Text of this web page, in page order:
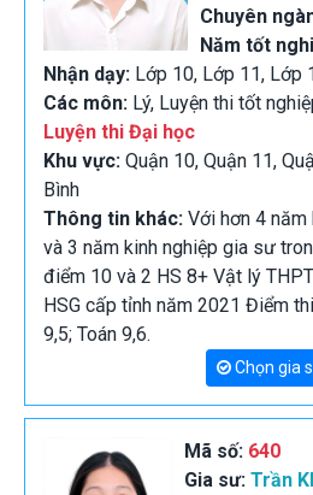
Chuyên
Năm tốt
Nhận dạy: Lớp 10, Lớp 11, Lớp
Các môn: Lý, Luyện thi tốt
Luyện thi Đại học
Khu vực: Quận 10, Quận 11,
Bình
Thông tin khác: Với hơn 4
và 3 năm kinh nghiệp gia sư
điểm 10 và 2 HS 8+ Vật lý
HSG cấp tỉnh năm 2021 Điểm
9,5; Toán 9,6.
Chọn gia
Mã số: 640
Gia sư: Trần